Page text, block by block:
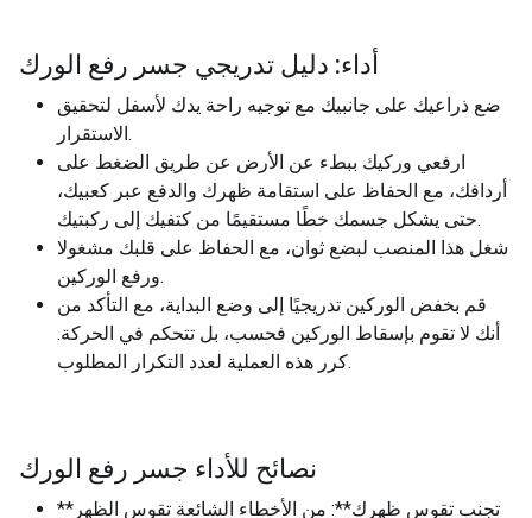
أداء: دليل تدريجي جسر رفع الورك
ضع ذراعيك على جانبيك مع توجيه راحة يدك لأسفل لتحقيق
الاستقرار.
ارفعي وركيك ببطء عن الأرض عن طريق الضغط على
أردافك، مع الحفاظ على استقامة ظهرك والدفع عبر كعبيك،
حتى يشكل جسمك خطًا مستقيمًا من كتفيك إلى ركبتيك.
شغل هذا المنصب لبضع ثوان، مع الحفاظ على قلبك مشغولا
ورفع الوركين.
قم بخفض الوركين تدريجيًا إلى وضع البداية، مع التأكد من
أنك لا تقوم بإسقاط الوركين فحسب، بل تتحكم في الحركة.
كرر هذه العملية لعدد التكرار المطلوب.
نصائح للأداء جسر رفع الورك
**تجنب تقوس ظهرك**: من الأخطاء الشائعة تقوس الظهر